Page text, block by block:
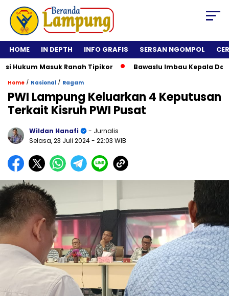
HOME IN DEPTH INFO GRAFIS SERSAN NGOMPOL
Masuk Ranah Tipikor Bawaslu Imbau Kepala Daerah
Home / Nasional / Ragam
PWI Lampung Keluarkan 4 Keputusan
Terkait Kisruh PWI Pusat
Wildan Hanafi
- Jurnalis
Selasa, 23 Juli 2024- 22:03 WIB